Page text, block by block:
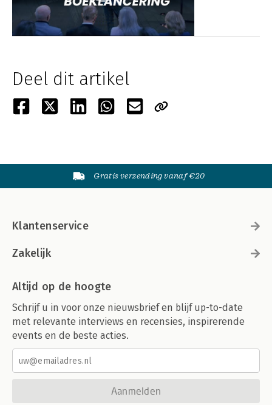
Deel dit artikel
Gratis verzending vanaf €20
Klantenservice
Zakelijk
Altijd op de hoogte
Schrijf u in voor onze nieuwsbrief en blijf up-to-date
met relevante interviews en recensies, inspirerende
events en de beste acties.
Aanmelden